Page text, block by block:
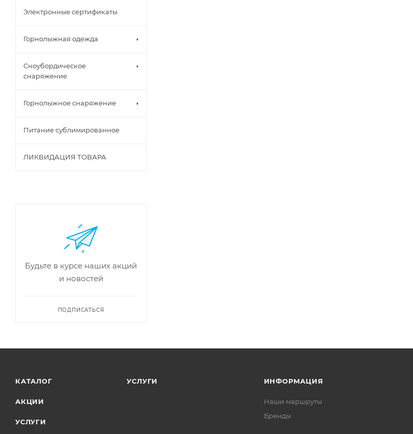
Электронные сертификаты
Горнолыжная одежда
Сноубордическое
снаряжение
Горнолыжное снаряжение
Питание сублимированное
ЛИКВИДАЦИЯ ТОВАРА
Будьте в курсе наших акций
и новостей
ПОДПИСАТЬСЯ
КАТАЛОГ
АКЦИИ
УСЛУГИ
УСЛУГИ ИНФОРМАЦИЯ
Наши маршруты
Бренды